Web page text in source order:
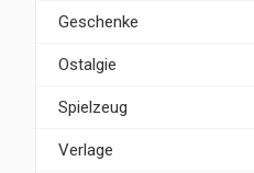
Geschenke
Ostalgie
Spielzeug
Verlage